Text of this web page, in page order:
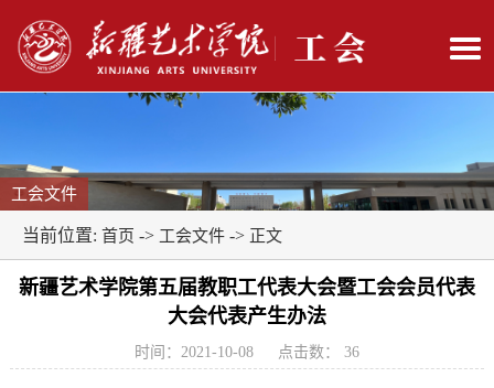
工会文件
当前位置: 首页 -> 工会文件 -> 正文
新疆艺术学院第五届教职工代表大会暨工会会员代表
大会代表产生办法
时间：2021-10-08 点击数：36